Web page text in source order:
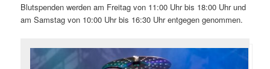
Blutspenden werden am Freitag von 11:00 Uhr bis 18:00 Uhr und
am Samstag von 10:00 Uhr bis 16:30 Uhr entgegen genommen.